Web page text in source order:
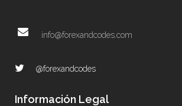
info@forexandcodes.com
@forexandcodes
Información Legal